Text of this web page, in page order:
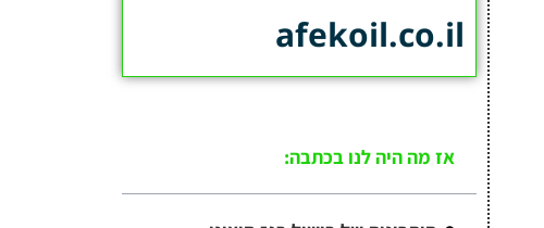
afekoil.co.il
אז מה היה לנו בכתבה: